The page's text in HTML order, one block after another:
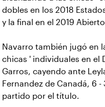
dobles en los 2018
y la final en el 2019
Navarro también jugó en
chicas ' individuales en el
Garros, cayendo ante
Fernandez de Canadá, 6 -
partido por el título.